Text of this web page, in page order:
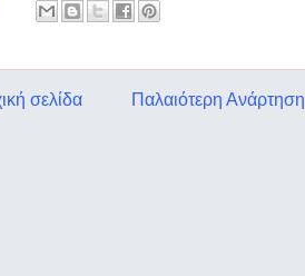
Παλαιότερη Ανάρτηση
σελίδα